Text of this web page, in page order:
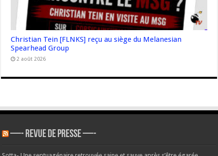
Christian Tein [FLNKS] reçu au siège du Melanesian
Spearhead Group
2 août 2026
—- REVUE DE PRESSE —-